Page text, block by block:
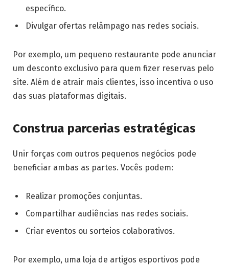
específico.
Divulgar ofertas relâmpago nas redes sociais.
Por exemplo, um pequeno restaurante pode anunciar
um desconto exclusivo para quem fizer reservas pelo
site. Além de atrair mais clientes, isso incentiva o uso
das suas plataformas digitais.
Construa parcerias estratégicas
Unir forças com outros pequenos negócios pode
beneficiar ambas as partes. Vocês podem:
Realizar promoções conjuntas.
Compartilhar audiências nas redes sociais.
Criar eventos ou sorteios colaborativos.
Por exemplo, uma loja de artigos esportivos pode